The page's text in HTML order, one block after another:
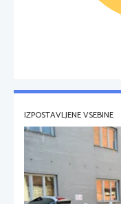
IZPOSTAVLJENE VSEBINE